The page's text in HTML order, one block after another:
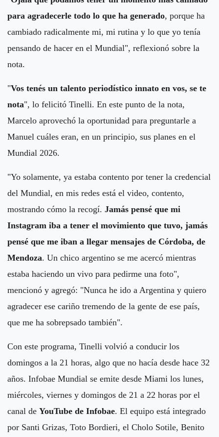
para agradecerle todo lo que ha generado, porque ha
cambiado radicalmente mi, mi rutina y lo que yo tenía
pensando de hacer en el Mundial", reflexionó sobre la
nota.
"Vos tenés un talento periodístico innato en vos, se te
nota", lo felicitó Tinelli. En este punto de la nota,
Marcelo aprovechó la oportunidad para preguntarle a
Manuel cuáles eran, en un principio, sus planes en el
Mundial 2026.
"Yo solamente, ya estaba contento por tener la credencial
del Mundial, en mis redes está el video, contento,
mostrando cómo la recogí. Jamás pensé que mi
Instagram iba a tener el movimiento que tuvo, jamás
pensé que me iban a llegar mensajes de Córdoba, de
Mendoza. Un chico argentino se me acercó mientras
estaba haciendo un vivo para pedirme una foto",
mencionó y agregó: "Nunca he ido a Argentina y quiero
agradecer ese cariño tremendo de la gente de ese país,
que me ha sobrepsado también".
Con este programa, Tinelli volvió a conducir los
domingos a la 21 horas, algo que no hacía desde hace 32
años. Infobae Mundial se emite desde Miami los lunes,
miércoles, viernes y domingos de 21 a 22 horas por el
canal de YouTube de Infobae. El equipo está integrado
por Santi Grizas, Toto Bordieri, el Cholo Sotile, Benito